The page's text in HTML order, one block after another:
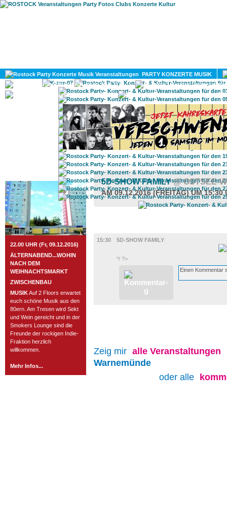
PARTY KONZERTE MUSIK
KULTUR
GAY
ROSTOCK TAGESTIPP
22.00 UHR (Fr, 09.12.2016)
ÄLTERNABEND...WOHIN
NACH DEM
WEIHNACHTSMARKT
ZWISCHENBAU
MUSIKAuf 2 Floors erwartet
euch schöne Musik aus den
80ern. Am Tresen wird Sekt
und Wein gereicht und in der
Smokers Lounge sind die
Freunde der rockigen Indie-
Fraktion herzlich
willkommen.
Mehr Infos...
5D-SHOW FAMILY@ OSTSEE-
AM 09.12.2016 (FREITAG) UM 15:30
15:30
5D-SHOW FAMILY
*/ ?>
Zeig mir alle Veranstaltungen
Warnemünde
oder alle